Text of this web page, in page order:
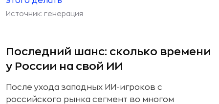
Источник: генерация
Последний шанс: сколько времени
у России на свой ИИ
После ухода западных ИИ-игроков с
российского рынка сегмент во многом